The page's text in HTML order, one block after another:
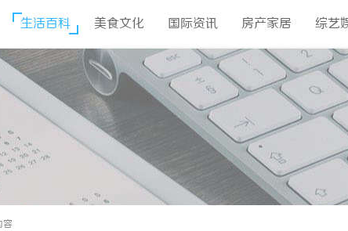
生活百科 美食文化 国际资讯 房产家居 综艺
容